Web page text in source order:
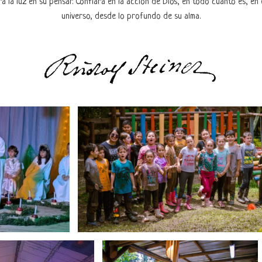
universo, desde lo profundo de su alma.
Farolito 2025